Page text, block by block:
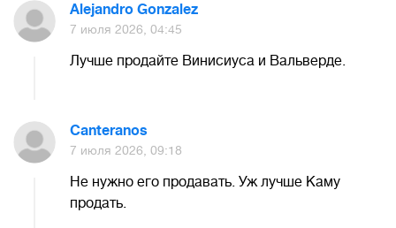
Alejandro Gonzalez
7 июля 2026, 04:45
Лучше продайте Винисиуса и Вальверде.
Canteranos
7 июля 2026, 09:18
Не нужно его продавать. Уж лучше Каму
продать.